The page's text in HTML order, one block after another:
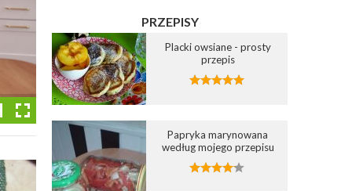
PRZEPISY
Placki owsiane - prosty
przepis
Papryka marynowana
według mojego przepisu